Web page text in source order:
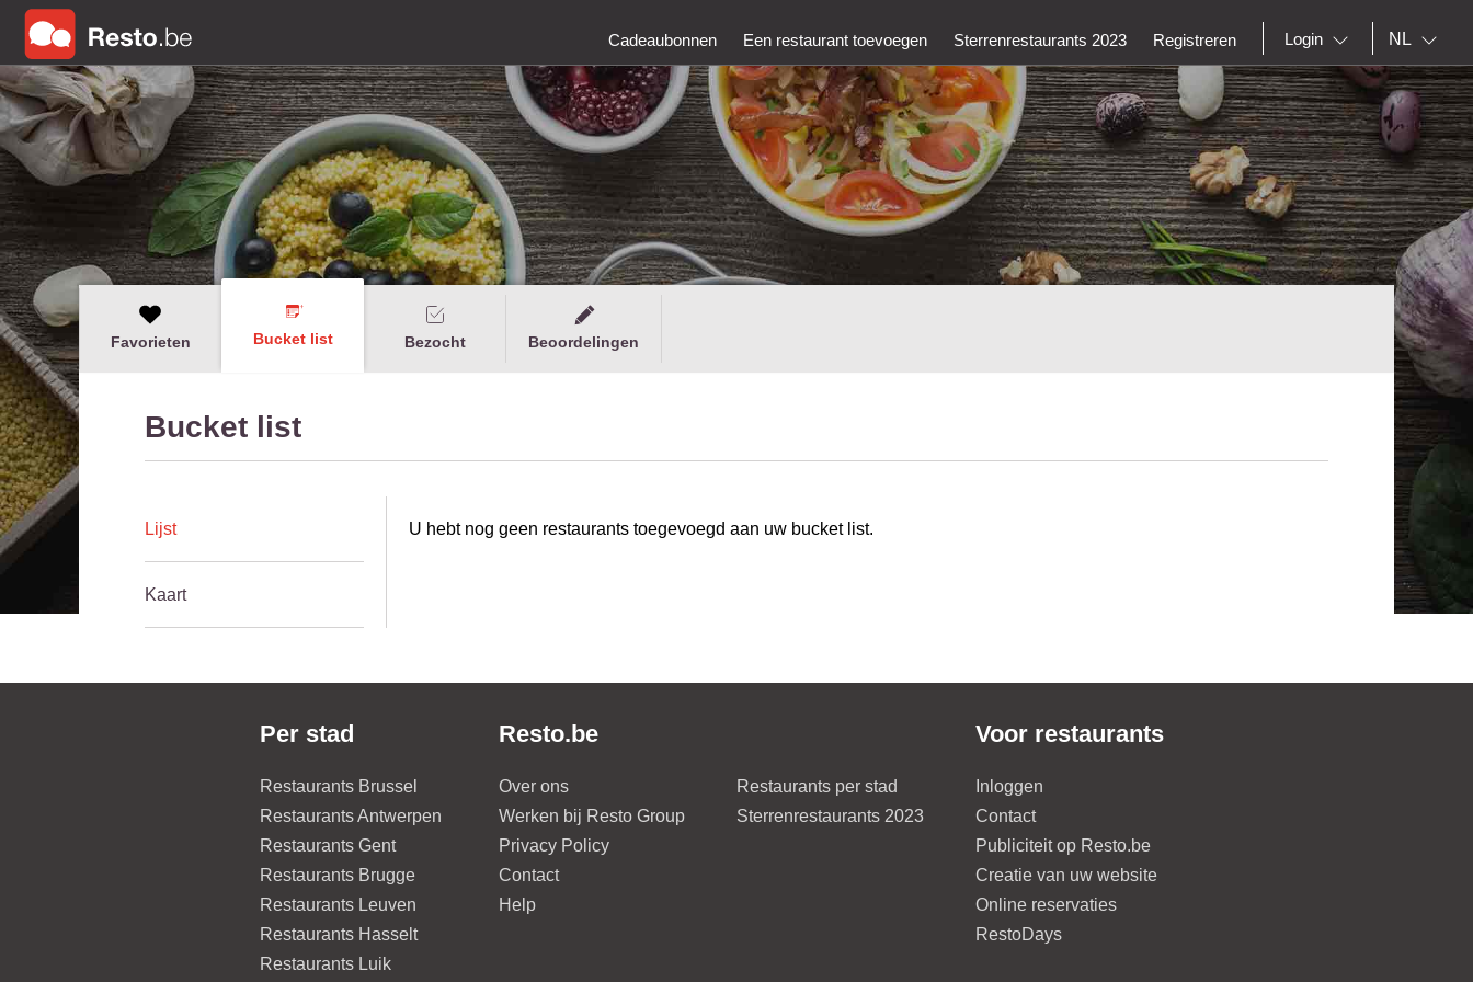
Cadeaubonnen Een restaurant toevoegen Sterrenrestaurants 2023 Registreren Login NL
Favorieten Bucket list Bezocht Beoordelingen
Bucket list
Lijst
Kaart
U hebt nog geen restaurants toegevoegd aan uw bucket list.
Per stad
Restaurants Brussel
Restaurants Antwerpen
Restaurants Gent
Restaurants Brugge
Restaurants Leuven
Restaurants Hasselt
Restaurants Luik
Resto.be
Over ons
Werken bij Resto Group
Privacy Policy
Contact
Help
Restaurants per stad
Sterrenrestaurants 2023
Voor restaurants
Inloggen
Contact
Publiciteit op Resto.be
Creatie van uw website
Online reservaties
RestoDays